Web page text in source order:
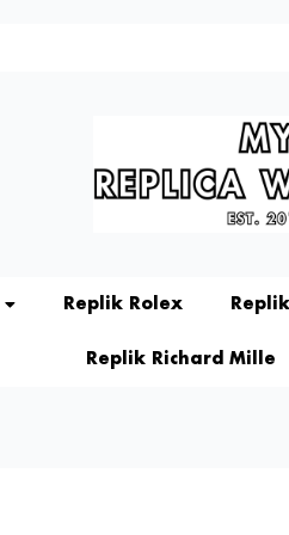
Replik Rolex
Replik Richard Mille